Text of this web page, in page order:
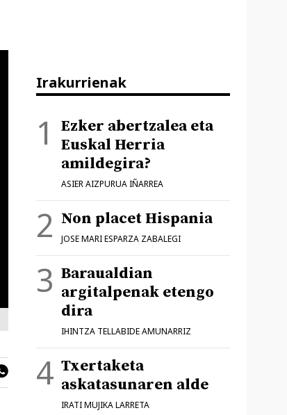
Irakurrienak
Ezker abertzalea eta
Euskal Herria
amildegira?
ASIER AIZPURUA IÑARREA
Non placet Hispania
JOSE MARI ESPARZA ZABALEGI
Baraualdian
argitalpenak etengo
dira
IHINTZA TELLABIDE AMUNARRIZ
Txertaketa
askatasunaren alde
IRATI MUJIKA LARRETA